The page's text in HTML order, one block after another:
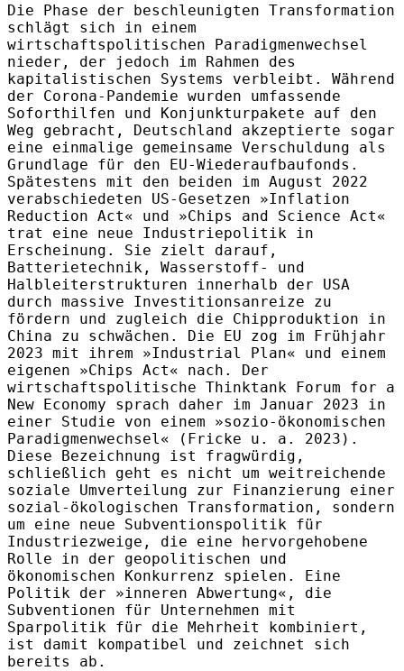
Die Phase der beschleunigten Transformation
schlägt sich in einem
wirtschaftspolitischen Paradigmenwechsel
nieder, der jedoch im Rahmen des
kapitalistischen Systems verbleibt. Während
der Corona-Pandemie wurden umfassende
Soforthilfen und Konjunkturpakete auf den
Weg gebracht, Deutschland akzeptierte sogar
eine einmalige gemeinsame Verschuldung als
Grundlage für den EU-Wiederaufbaufonds.
Spätestens mit den beiden im August 2022
verabschiedeten US-Gesetzen »Inflation
Reduction Act« und »Chips and Science Act«
trat eine neue Industriepolitik in
Erscheinung. Sie zielt darauf,
Batterietechnik, Wasserstoff- und
Halbleiterstrukturen innerhalb der USA
durch massive Investitionsanreize zu
fördern und zugleich die Chipproduktion in
China zu schwächen. Die EU zog im Frühjahr
2023 mit ihrem »Industrial Plan« und einem
eigenen »Chips Act« nach. Der
wirtschaftspolitische Thinktank Forum for a
New Economy sprach daher im Januar 2023 in
einer Studie von einem »sozio-ökonomischen
Paradigmenwechsel« (Fricke u. a. 2023).
Diese Bezeichnung ist fragwürdig,
schließlich geht es nicht um weitreichende
soziale Umverteilung zur Finanzierung einer
sozial-ökologischen Transformation, sondern
um eine neue Subventionspolitik für
Industriezweige, die eine hervorgehobene
Rolle in der geopolitischen und
ökonomischen Konkurrenz spielen. Eine
Politik der »inneren Abwertung«, die
Subventionen für Unternehmen mit
Sparpolitik für die Mehrheit kombiniert,
ist damit kompatibel und zeichnet sich
bereits ab.